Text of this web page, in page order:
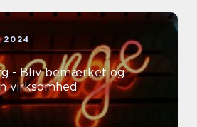
- Bliv bemærket og
virksomhed